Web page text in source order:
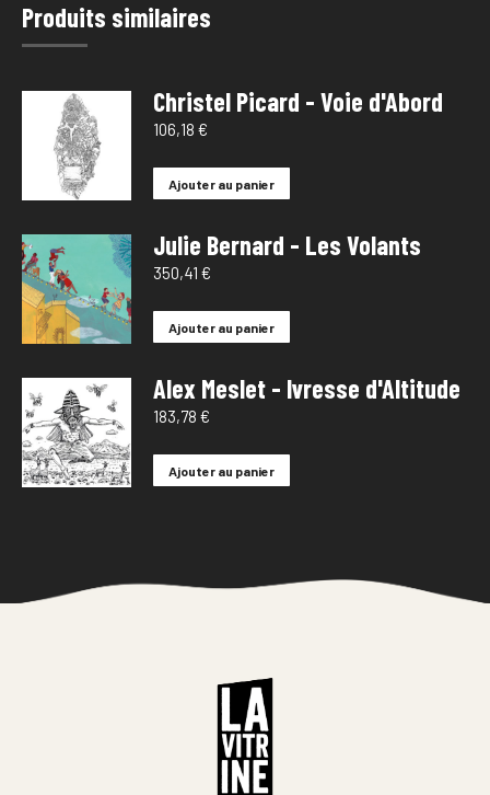
Produits similaires
Christel Picard - Voie d'Abord
106,18 €
Ajouter au panier
Julie Bernard - Les Volants
350,41 €
Ajouter au panier
Alex Meslet - Ivresse d'Altitude
183,78 €
Ajouter au panier